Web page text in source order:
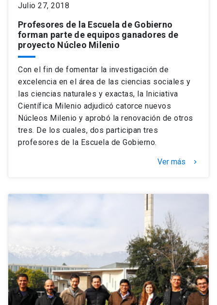
Julio 27, 2018
Profesores de la Escuela de Gobierno
forman parte de equipos ganadores de
proyecto Núcleo Milenio
Con el fin de fomentar la investigación de
excelencia en el área de las ciencias sociales y
las ciencias naturales y exactas, la Iniciativa
Científica Milenio adjudicó catorce nuevos
Núcleos Milenio y aprobó la renovación de otros
tres. De los cuales, dos participan tres
profesores de la Escuela de Gobierno.
Ver más keyboard_arrow_right